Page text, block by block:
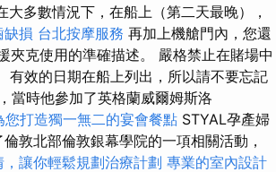
大多數情況下，在船上（第二天最晚），
缺損 台北按摩服務 再加上機艙門內，您還
夾克使用的準確描述。 嚴格禁止在賭場中
效的日期在船上列出，所以請不要忘記
當時他參加了英格蘭威爾姆斯洛
您打造獨一無二的宴會餐點 STYAL孕產婦
敦北部倫敦銀幕學院的一項相關活動，
讓你輕鬆規劃治療計劃 專業的室內設計